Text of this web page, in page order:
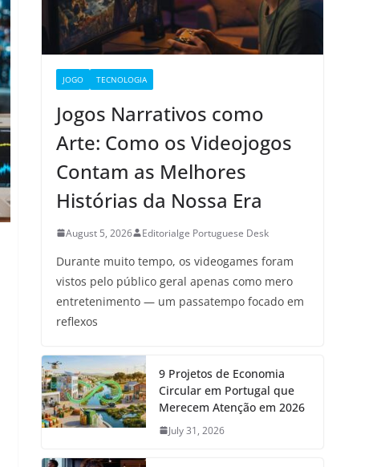
JOGO TECNOLOGIA
Jogos Narrativos como
Arte: Como os Videojogos
Contam as Melhores
Histórias da Nossa Era
August 5, 2026 Editorialge Portuguese Desk
Durante muito tempo, os videogames foram
vistos pelo público geral apenas como mero
entretenimento — um passatempo focado em
reflexos
9 Projetos de Economia
Circular em Portugal que
Merecem Atenção em 2026
July 31, 2026